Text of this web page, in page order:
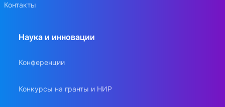
Контакты
Наука и инновации
Конференции
Конкурсы на гранты и НИР